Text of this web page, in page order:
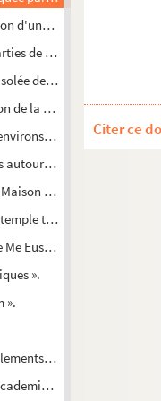
d'une tour servant à
de la Maison-Carrée. ».
de Saint-Remy.
de la chute d'eau dérivée
de Saint-Jean du
autour de la Maison-Carrée
Maison Quarrée relatif au
temple trouvés sur
Eustache de Nimes.
».
».
et usages du
(sic)
Citer ce